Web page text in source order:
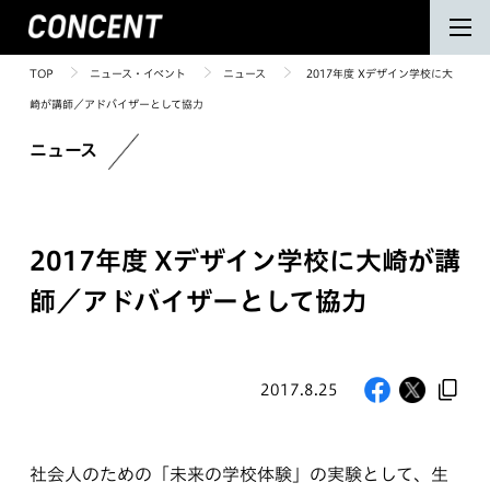
TOP ニュース・イベント ニュース 2017年度 Xデザイン学校に大
崎が講師／アドバイザーとして協力
ニュース
2017年度 Xデザイン学校に大崎が講
師／アドバイザーとして協力
2017.8.25
社会人のための「未来の学校体験」の実験として、生